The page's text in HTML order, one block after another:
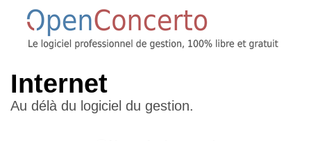
Internet
Au délà du logiciel du gestion.